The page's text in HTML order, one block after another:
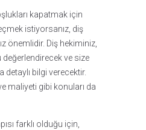
kapatmak için
istiyorsanız, diş
önemlidir. Diş hekiminiz,
ve size
detaylı bilgi verecektir.
maliyeti gibi konuları da
farklı olduğu için,